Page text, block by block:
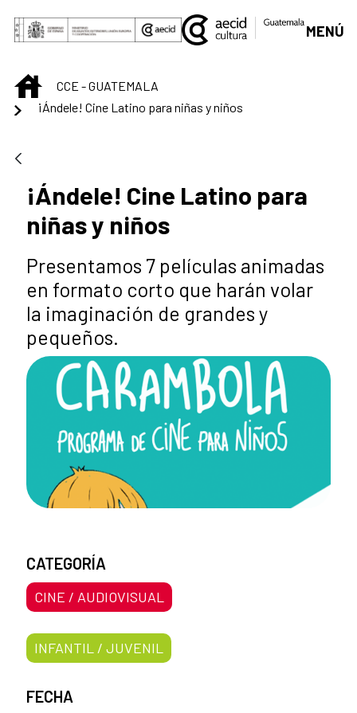
Saltar al contenido principal
MENÚ
INICIOCCE - GUATEMALA
¡Ándele! Cine Latino para niñas y niños
¡Ándele! Cine Latino para
niñas y niños
Presentamos 7 películas animadas
en formato corto que harán volar
la imaginación de grandes y
pequeños.
CATEGORÍA
CINE / AUDIOVISUAL
INFANTIL / JUVENIL
FECHA